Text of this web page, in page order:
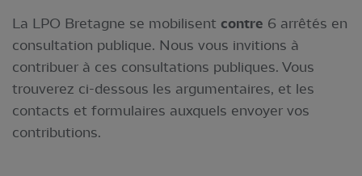
La LPO Bretagne se mobilisent contre 6 arrêtés en
consultation publique. Nous vous invitions à
contribuer à ces consultations publiques. Vous
trouverez ci-dessous les argumentaires, et les
contacts et formulaires auxquels envoyer vos
contributions.